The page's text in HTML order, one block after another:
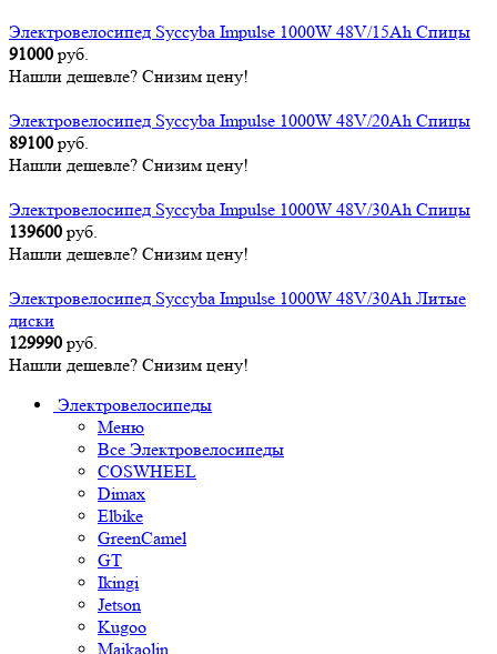
Электровелосипед Syccyba Impulse 1000W 48V/15Ah Спицы
91000 руб.
Нашли дешевле? Снизим цену!
Электровелосипед Syccyba Impulse 1000W 48V/20Ah Спицы
89100 руб.
Нашли дешевле? Снизим цену!
Электровелосипед Syccyba Impulse 1000W 48V/30Ah Спицы
139600 руб.
Нашли дешевле? Снизим цену!
Электровелосипед Syccyba Impulse 1000W 48V/30Ah Литые
диски
129990 руб.
Нашли дешевле? Снизим цену!
Электровелосипеды
Меню
Все Электровелосипеды
COSWHEEL
Dimax
Elbike
GreenCamel
GT
Ikingi
Jetson
Kugoo
Maikaolin